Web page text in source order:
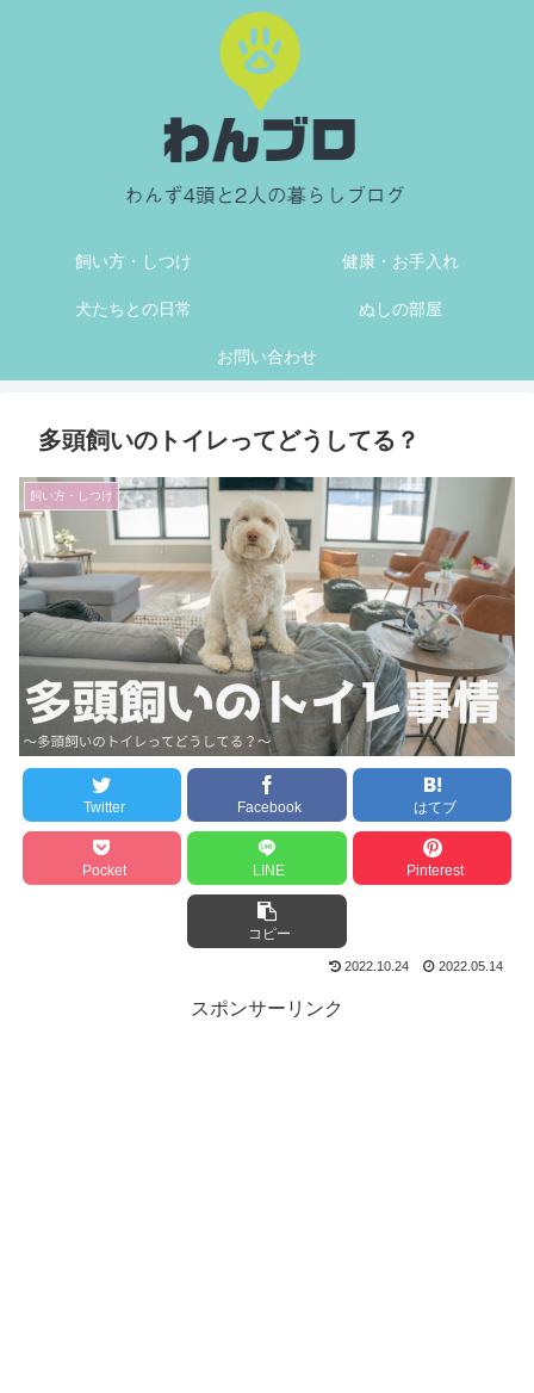
飼い方・しつけ 健康・お手入れ
犬たちとの日常 ぬしの部屋
お問い合わせ
多頭飼いのトイレってどうしてる？
飼い方・しつけ
Twitter Facebook はてブ
Pocket LINE Pinterest
コピー
2022.10.24 2022.05.14
スポンサーリンク